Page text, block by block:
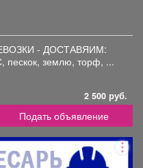
- ДОСТАВЯИМ:
пескок, землю, торф, ...
2 500 руб.
Подать объявление